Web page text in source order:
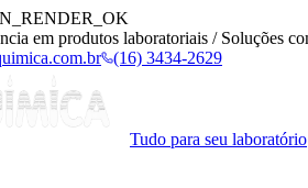
em produtos laboratoriais / Soluções
(16) 3434-2629
Tudo para seu laboratório